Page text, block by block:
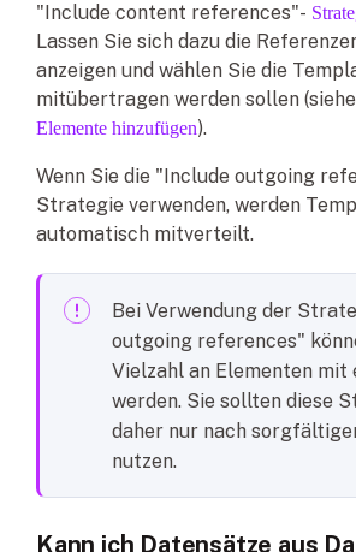
"Include content references"-
Lassen Sie sich dazu die
anzeigen und wählen Sie die
mitübertragen werden sollen (siehe
Elemente hinzufügen).
Wenn Sie die "Include outgoing
Strategie verwenden, werden
automatisch mitverteilt.
Bei Verwendung der
outgoing references"
Vielzahl an Elementen mit
werden. Sie sollten diese
daher nur nach
nutzen.
Kann ich Datensätze aus